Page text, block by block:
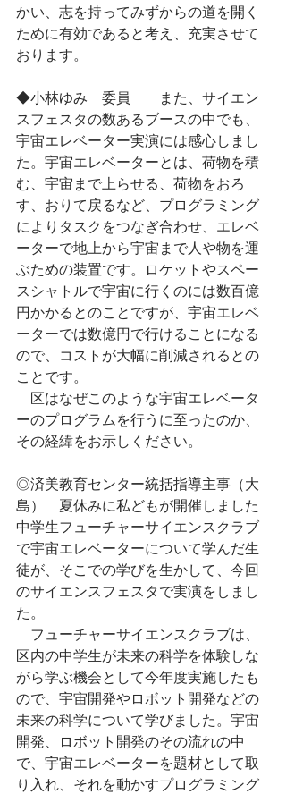
かい、志を持ってみずからの道を開く
ために有効であると考え、充実させて
おります。
◆小林ゆみ　委員　　また、サイエン
スフェスタの数あるブースの中でも、
宇宙エレベーター実演には感心しまし
た。宇宙エレベーターとは、荷物を積
む、宇宙まで上らせる、荷物をおろ
す、おりて戻るなど、プログラミング
によりタスクをつなぎ合わせ、エレベ
ーターで地上から宇宙まで人や物を運
ぶための装置です。ロケットやスペー
スシャトルで宇宙に行くのには数百億
円かかるとのことですが、宇宙エレベ
ーターでは数億円で行けることになる
ので、コストが大幅に削減されるとの
ことです。
区はなぜこのような宇宙エレベータ
ーのプログラムを行うに至ったのか、
その経緯をお示しください。
◎済美教育センター統括指導主事（大
島）　夏休みに私どもが開催しました
中学生フューチャーサイエンスクラブ
で宇宙エレベーターについて学んだ生
徒が、そこでの学びを生かして、今回
のサイエンスフェスタで実演をしまし
た。
フューチャーサイエンスクラブは、
区内の中学生が未来の科学を体験しな
がら学ぶ機会として今年度実施したも
ので、宇宙開発やロボット開発などの
未来の科学について学びました。宇宙
開発、ロボット開発のその流れの中
で、宇宙エレベーターを題材として取
り入れ、それを動かすプログラミング